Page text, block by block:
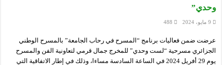
وحدي”
9 مايو، 2024 488
عرضت ضمن فعاليات برنامج “المسرح في رحاب الجامعة” بالمسرح الوطني
الجزائري مسرحية “لست وحدي” للمخرج جمال قرمي لتعاونية الفن والمسرح
يوم 29 أفريل 2024 في الساعة السادسة مساءا، وذلك في إطار الاتفاقية التي